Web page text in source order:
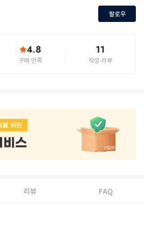
팔로우
4.8
구매 만족
11
작성 리뷰
리뷰 FAQ